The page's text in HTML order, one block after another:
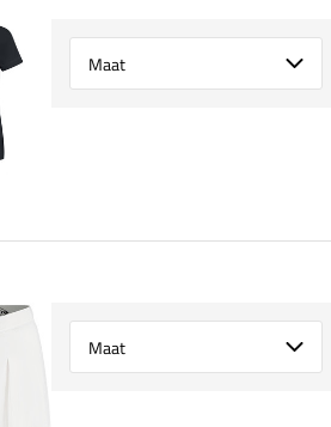
Select {option} for {name}
Select {option} for {name}